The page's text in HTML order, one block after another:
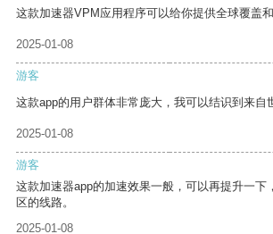
这款加速器VPM应用程序可以给你提供全球覆盖
2025-01-08
游客
这款app的用户群体非常庞大，我可以结识到来自
2025-01-08
游客
这款加速器app的加速效果一般，可以再提升一下
区的线路。
2025-01-08